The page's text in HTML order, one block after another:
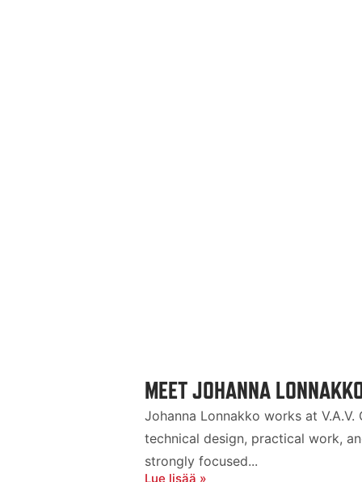
MEET JOHANNA
Johanna Lonnakko works at
technical design, practical work,
strongly focused...
Lue lisää »